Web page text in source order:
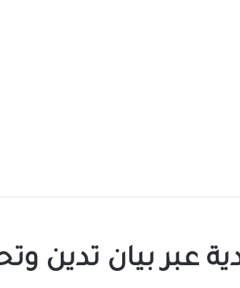
عبر بيان تدين